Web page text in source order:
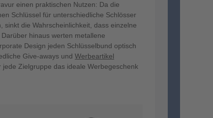
einen praktischen Nutzen: Da die
Schlüssel für unterschiedliche Schlösser
sinkt die Wahrscheinlichkeit, dass einzelne
hinaus werten metallene
Design jeden Schlüsselbund optisch
Give-aways und Werbeartikel
jede Zielgruppe das ideale Werbegeschenk